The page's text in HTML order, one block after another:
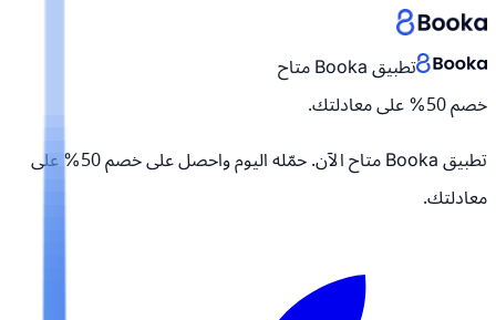
تطبيق Booka متاح
خصم 50% على معادلتك.
تطبيق Booka متاح الآن. حمّله اليوم واحصل على
خصم 50% على
معادلتك.